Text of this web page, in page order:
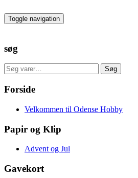
to
the
Toggle navigation
søg
Søg
efter:
Søg
Forside
Velkommen til Odense Hobby
Papir og Klip
Advent og Jul
Gavekort